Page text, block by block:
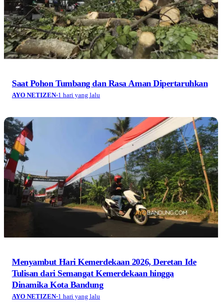
Saat Pohon Tumbang dan Rasa Aman Dipertaruhkan
AYO NETIZEN·1 hari yang lalu
Menyambut Hari Kemerdekaan 2026, Deretan Ide
Tulisan dari Semangat Kemerdekaan hingga
Dinamika Kota Bandung
AYO NETIZEN·1 hari yang lalu